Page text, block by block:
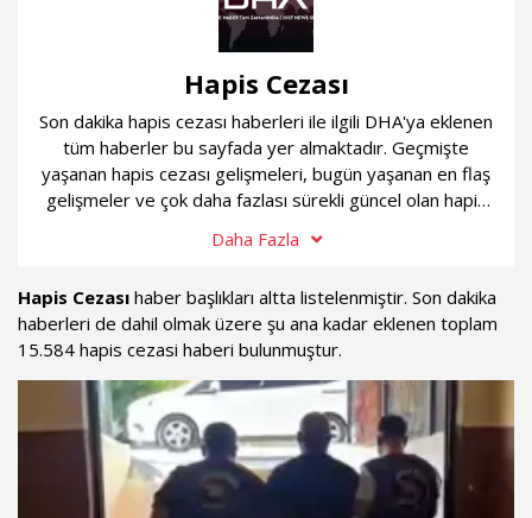
Hapis Cezası
Son dakika hapis cezası haberleri ile ilgili DHA'ya eklenen
tüm haberler bu sayfada yer almaktadır. Geçmişte
yaşanan hapis cezası gelişmeleri, bugün yaşanan en flaş
gelişmeler ve çok daha fazlası sürekli güncel olan hapis
Daha Fazla
Hapis Cezası haber başlıkları altta listelenmiştir. Son dakika
haberleri de dahil olmak üzere şu ana kadar eklenen toplam
15.584 hapis cezasi haberi bulunmuştur.